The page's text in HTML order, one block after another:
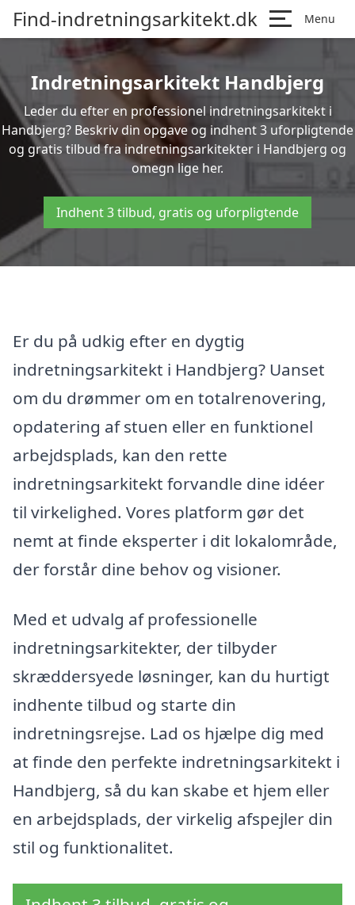
Find-indretningsarkitekt.dk Menu
Indretningsarkitekt Handbjerg
Leder du efter en professionel indretningsarkitekt i
Handbjerg? Beskriv din opgave og indhent 3 uforpligtende
og gratis tilbud fra indretningsarkitekter i Handbjerg og
omegn lige her.
Indhent 3 tilbud, gratis og uforpligtende
Er du på udkig efter en dygtig
indretningsarkitekt i Handbjerg? Uanset
om du drømmer om en totalrenovering,
opdatering af stuen eller en funktionel
arbejdsplads, kan den rette
indretningsarkitekt forvandle dine idéer
til virkelighed. Vores platform gør det
nemt at finde eksperter i dit lokalområde,
der forstår dine behov og visioner.
Med et udvalg af professionelle
indretningsarkitekter, der tilbyder
skræddersyede løsninger, kan du hurtigt
indhente tilbud og starte din
indretningsrejse. Lad os hjælpe dig med
at finde den perfekte indretningsarkitekt i
Handbjerg, så du kan skabe et hjem eller
en arbejdsplads, der virkelig afspejler din
stil og funktionalitet.